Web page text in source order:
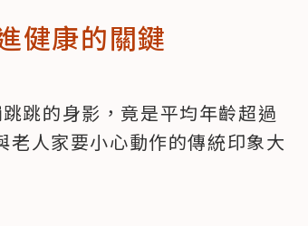
健康的關鍵
跳的身影，竟是平均年齡超過
人家要小心動作的傳統印象大